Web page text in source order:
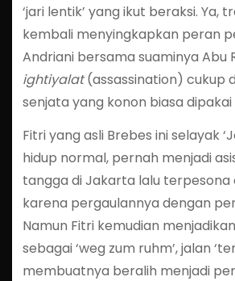
‘jari lentik’ yang ikut beraksi. Ya,
kembali menyingkapkan peran
Andriani bersama suaminya Abu
ightiyalat(assassination) cukup
senjata yang konon biasa dipakai
Fitri yang asli Brebes ini selayak
hidup normal, pernah menjadi
tangga di Jakarta lalu terpesona
karena pergaulannya dengan
Namun Fitri kemudian
sebagai ‘weg zum ruhm’, jalan
membuatnya beralih menjadi